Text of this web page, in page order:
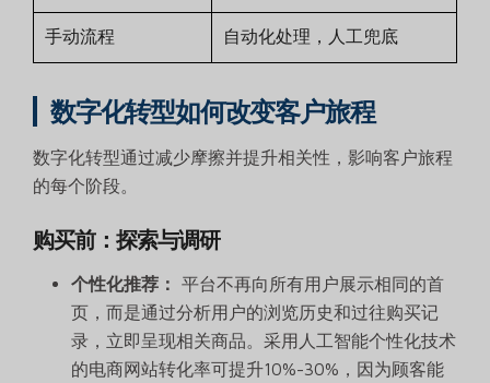
手动流程 自动化处理，人工兜底
数字化转型如何改变客户旅程
数字化转型通过减少摩擦并提升相关性，影响客户旅程
的每个阶段。
购买前：探索与调研
个性化推荐：
平台不再向所有用户展示相同的首
页，而是通过分析用户的浏览历史和过往购买记
录，立即呈现相关商品。采用人工智能个性化技术
的电商网站转化率可提升10%-30%，因为顾客能